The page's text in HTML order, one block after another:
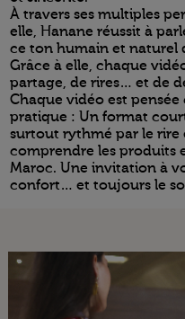
À travers ses multiples
elle, Hanane réussit à
ce ton humain et naturel
Grâce à elle, chaque
partage, de rires… et de
Chaque vidéo est
pratique : Un format
surtout rythmé par le rire
comprendre les produits
Maroc. Une invitation à
confort… et toujours le